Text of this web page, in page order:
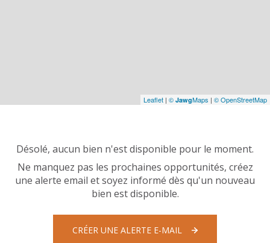
Leaflet | © JawgMaps | © OpenStreetMap
Désolé, aucun bien n'est disponible pour le moment.
Ne manquez pas les prochaines opportunités, créez
une alerte email et soyez informé dès qu'un nouveau
bien est disponible.
CRÉER UNE ALERTE E-MAIL